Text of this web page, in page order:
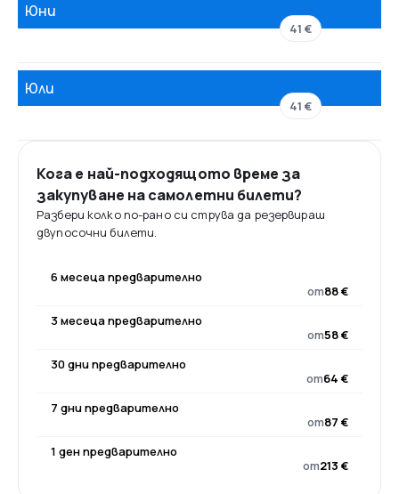
Юни
41 €
Юли
41 €
Кога е най-подходящото време за
закупуване на самолетни билети?
Разбери колко по-рано си струва да резервираш
двупосочни билети.
6 месеца предварително
от88 €
3 месеца предварително
от58 €
30 дни предварително
от64 €
7 дни предварително
от87 €
1 ден предварително
от213 €